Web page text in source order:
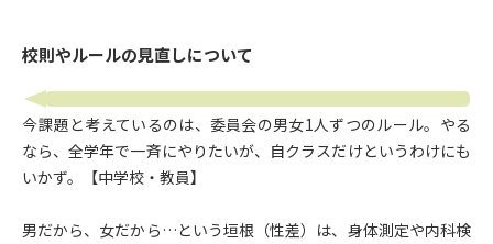
校則やルールの見直しについて
今課題と考えているのは、委員会の男女1人ずつのルール。やる
なら、全学年で一斉にやりたいが、自クラスだけというわけにも
いかず。【中学校・教員】
男だから、女だから…という垣根（性差）は、身体測定や内科検